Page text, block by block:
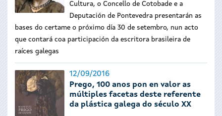
Cultura, o Concello de Cotobade e a
Deputación de Pontevedra presentarán as
bases do certame o próximo día 30 de setembro, nun acto
que contará coa participación da escritora brasileira de
raíces galegas
12/09/2016
Prego, 100 anos pon en valor as
múltiples facetas deste referente
da plástica galega do século XX